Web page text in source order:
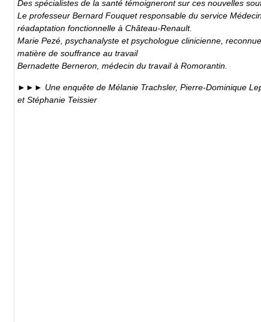
Des spécialistes de la santé témoigneront sur ces nouvelles
Le professeur Bernard Fouquet responsable du service
réadaptation fonctionnelle à Château-Renault.
Marie Pezé, psychanalyste et psychologue clinicienne,
matière de souffrance au travail
Bernadette Berneron, médecin du travail à Romorantin.
►►► Une enquête de Mélanie Trachsler, Pierre-Dominique
et Stéphanie Teissier